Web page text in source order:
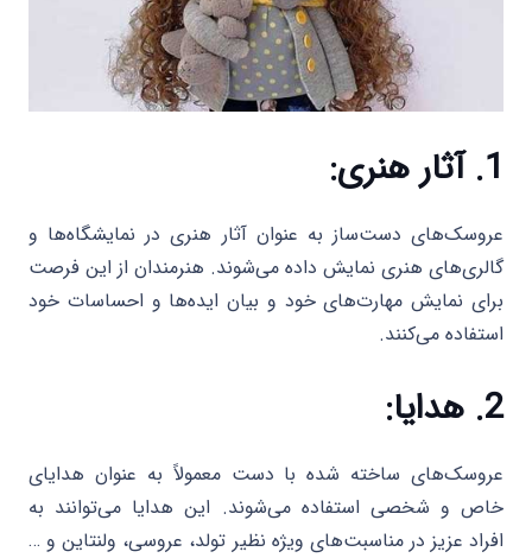
1. آثار هنری:
عروسک‌های دست‌ساز به عنوان آثار هنری در نمایشگاه‌ها و
گالری‌های هنری نمایش داده می‌شوند. هنرمندان از این فرصت
برای نمایش مهارت‌های خود و بیان ایده‌ها و احساسات خود
استفاده می‌کنند.
2. هدایا:
عروسک‌های ساخته شده با دست معمولاً به عنوان هدایای
خاص و شخصی استفاده می‌شوند. این هدایا می‌توانند به
افراد عزیز در مناسبت‌های ویژه نظیر تولد، عروسی، ولنتاین و …